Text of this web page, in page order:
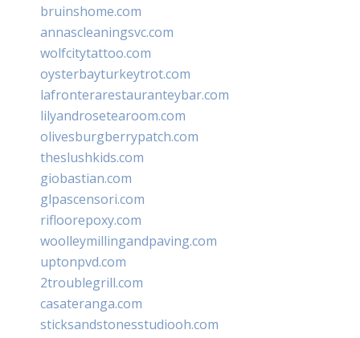
bruinshome.com
annascleaningsvc.com
wolfcitytattoo.com
oysterbayturkeytrot.com
lafronterarestauranteybar.com
lilyandrosetearoom.com
olivesburgberrypatch.com
theslushkids.com
giobastian.com
glpascensori.com
rifloorepoxy.com
woolleymillingandpaving.com
uptonpvd.com
2troublegrill.com
casateranga.com
sticksandstonesstudiooh.com